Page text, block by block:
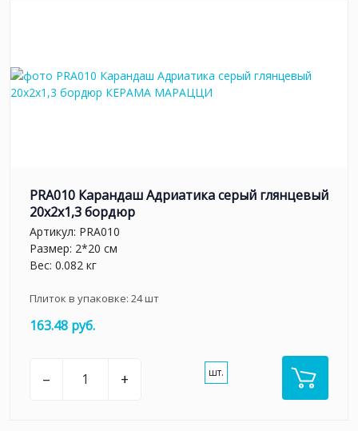
PRA010 Карандаш Адриатика серый глянцевый
20x2x1,3 бордюр
Артикул: PRA010
Размер: 2*20 см
Вес: 0.082 кг
Плиток в упаковке: 24шт
163.48 руб.
– + шт.